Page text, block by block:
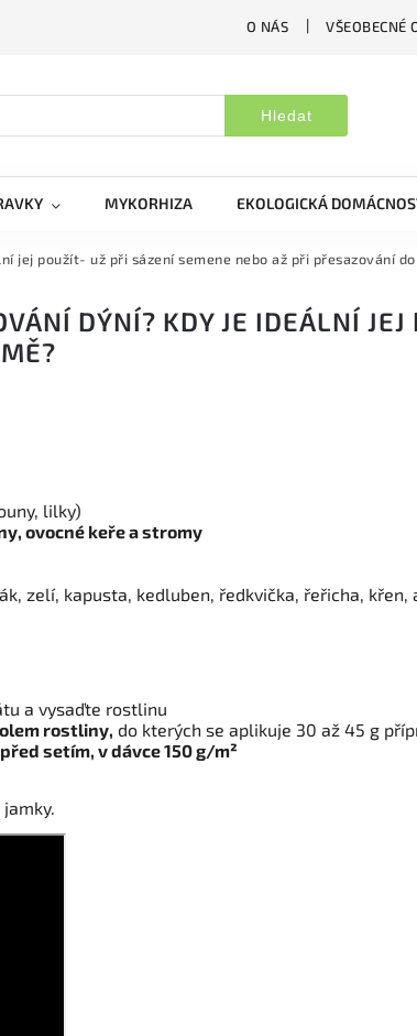
O NÁS VŠEOBECNÉ
Hledat
MYKORHIZA EKOLOGICKÁ
jej použít- už při sázení semene nebo až při přesazování do
DÝNÍ? KDY JE IDEÁLNÍ
lilky)
ovocné keře a stromy
zelí, kapusta, kedluben, ředkvička, řeřicha,
a vysaďte rostlinu
rostliny, do kterých se aplikuje 30 až 45 g
setím, v dávce 150 g/m²